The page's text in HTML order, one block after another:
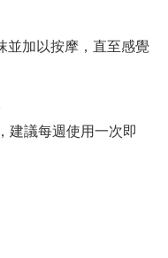
並加以按摩，直至感覺
建議每週使用一次即